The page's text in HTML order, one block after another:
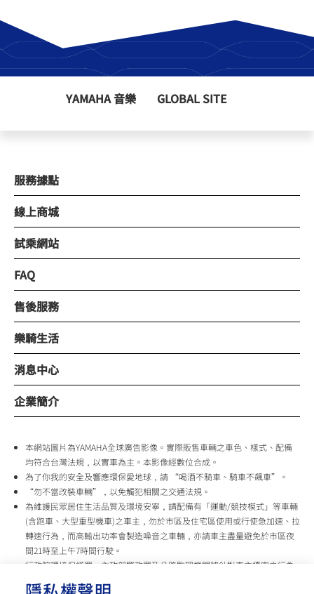
YAMAHA 音樂 GLOBAL SITE
服務據點
線上商城
試乘網站
FAQ
售後服務
樂騎生活
消息中心
企業簡介
本網站圖片為YAMAHA全球廣告影像。實際販售車輛之車色、樣式、配備
均符合台灣法規，以實車為主。本影像經數位合成。
為了你我的安全及響應環保愛地球，請 “喝酒不騎車、騎車不飆車”。
“勿不當改裝車輛”，以免觸犯相關之交通法規。
為維護民眾居住生活品質及環境安寧，請配備有「運動/競技模式」等車輛
(含跑車、大型重型機車)之車主，勿於市區及住宅區使用或行使急加速、拉
轉速行為，而高輸出功率會製造噪音之車輛，亦請車主盡量避免於市區夜
間21時至上午7時間行駛。
行政院環境保護署、內政部警政署及公路監理機關將針對車主擾寧之行為